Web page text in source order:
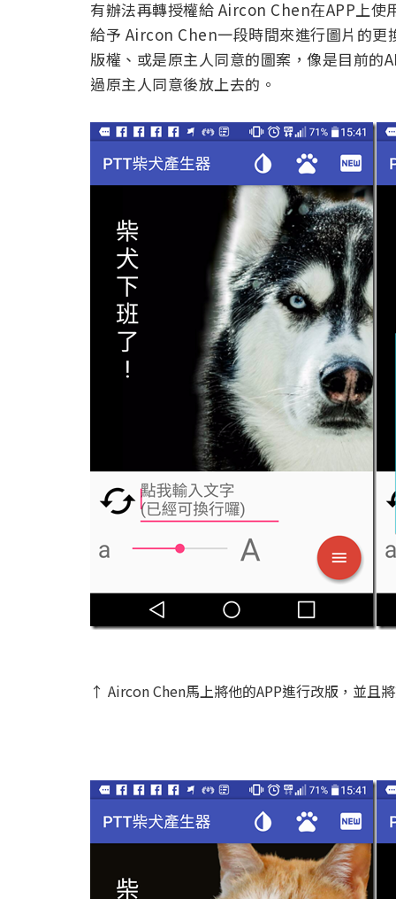
有辦法再轉授權給 Aircon Chen在APP上
給予 Aircon Chen一段時間來進行圖片的
版權、或是原主人同意的圖案，像是目前
過原主人同意後放上去的。
↑ Aircon Chen馬上將他的APP進行改版，並且